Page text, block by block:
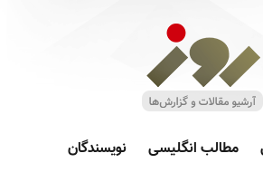
مطالب انگلیسی نویسندگان